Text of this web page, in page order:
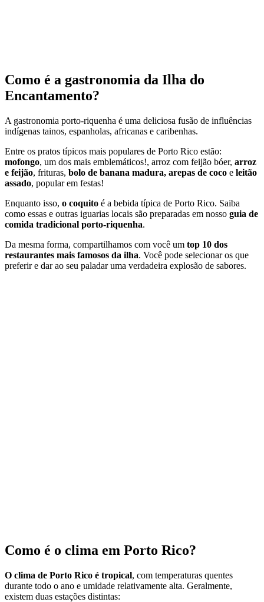
Como é a gastronomia da Ilha do
Encantamento?
A gastronomia porto-riquenha é uma deliciosa fusão de influências
indígenas tainos, espanholas, africanas e caribenhas.
Entre os pratos típicos mais populares de Porto Rico estão:
mofongo, um dos mais emblemáticos!, arroz com feijão bóer, arroz
e feijão, frituras, bolo de banana madura, arepas de coco e leitão
assado, popular em festas!
Enquanto isso, o coquito é a bebida típica de Porto Rico. Saiba
como essas e outras iguarias locais são preparadas em nosso guia de
comida tradicional porto-riquenha.
Da mesma forma, compartilhamos com você um top 10 dos
restaurantes mais famosos da ilha. Você pode selecionar os que
preferir e dar ao seu paladar uma verdadeira explosão de sabores.
Como é o clima em Porto Rico?
O clima de Porto Rico é tropical, com temperaturas quentes
durante todo o ano e umidade relativamente alta. Geralmente,
existem duas estações distintas: